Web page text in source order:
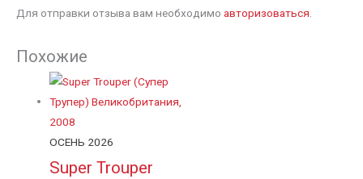
Для отправки отзыва вам необходимо авторизоваться.
Похожие
ОСЕНЬ 2026
Super Trouper